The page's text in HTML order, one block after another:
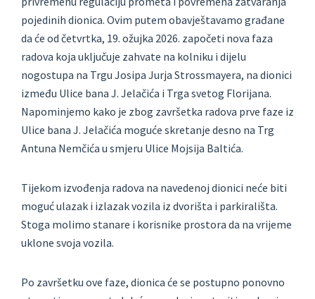
pojedinih dionica. Ovim putem obavještavamo građane
da će od četvrtka, 19. ožujka 2026. započeti nova faza
radova koja uključuje zahvate na kolniku i dijelu
nogostupa na Trgu Josipa Jurja Strossmayera, na dionici
između Ulice bana J. Jelačića i Trga svetog Florijana.
Napominjemo kako je zbog završetka radova prve faze iz
Ulice bana J. Jelačića moguće skretanje desno na Trg
Antuna Nemčića u smjeru Ulice Mojsija Baltića.
Tijekom izvođenja radova na navedenoj dionici neće biti
moguć ulazak i izlazak vozila iz dvorišta i parkirališta.
Stoga molimo stanare i korisnike prostora da na vrijeme
uklone svoja vozila.
Po završetku ove faze, dionica će se postupno ponovno